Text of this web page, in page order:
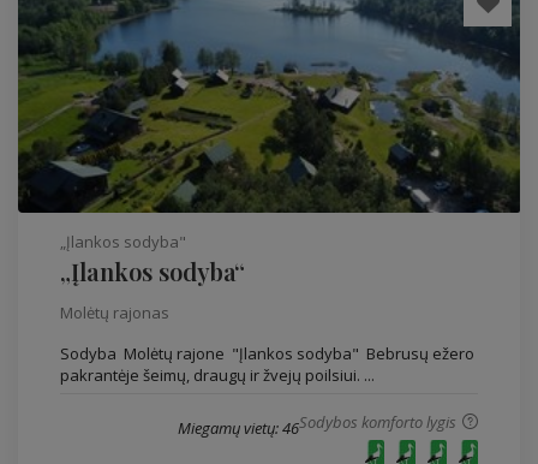
„Įlankos sodyba"
„Įlankos sodyba“
Molėtų rajonas
Sodyba Molėtų rajone "Įlankos sodyba" Bebrusų ežero
pakrantėje šeimų, draugų ir žvejų poilsiui. ...
Sodybos komforto lygis
Miegamų vietų: 46